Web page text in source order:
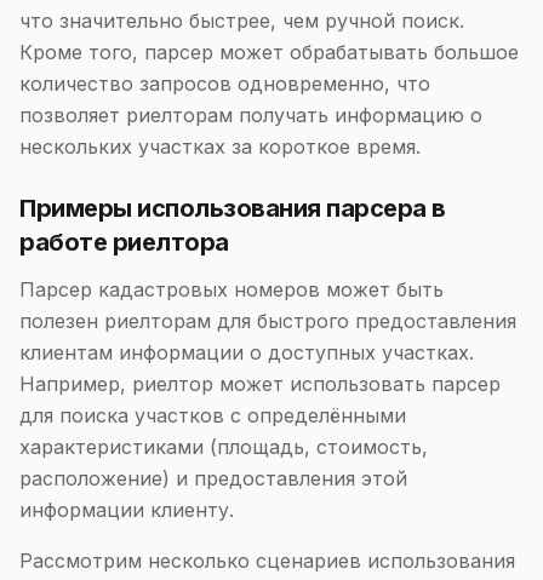
что значительно быстрее, чем ручной поиск.
Кроме того, парсер может обрабатывать большое
количество запросов одновременно, что
позволяет риелторам получать информацию о
нескольких участках за короткое время.
Примеры использования парсера в
работе риелтора
Парсер кадастровых номеров может быть
полезен риелторам для быстрого предоставления
клиентам информации о доступных участках.
Например, риелтор может использовать парсер
для поиска участков с определёнными
характеристиками (площадь, стоимость,
расположение) и предоставления этой
информации клиенту.
Рассмотрим несколько сценариев использования